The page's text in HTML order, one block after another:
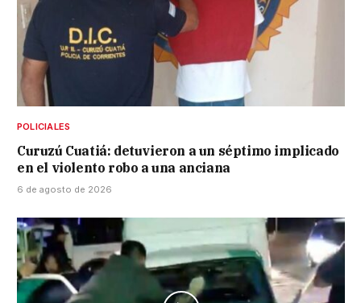
POLICIALES
Curuzú Cuatiá: detuvieron a un séptimo implicado
en el violento robo a una anciana
6 de agosto de 2026